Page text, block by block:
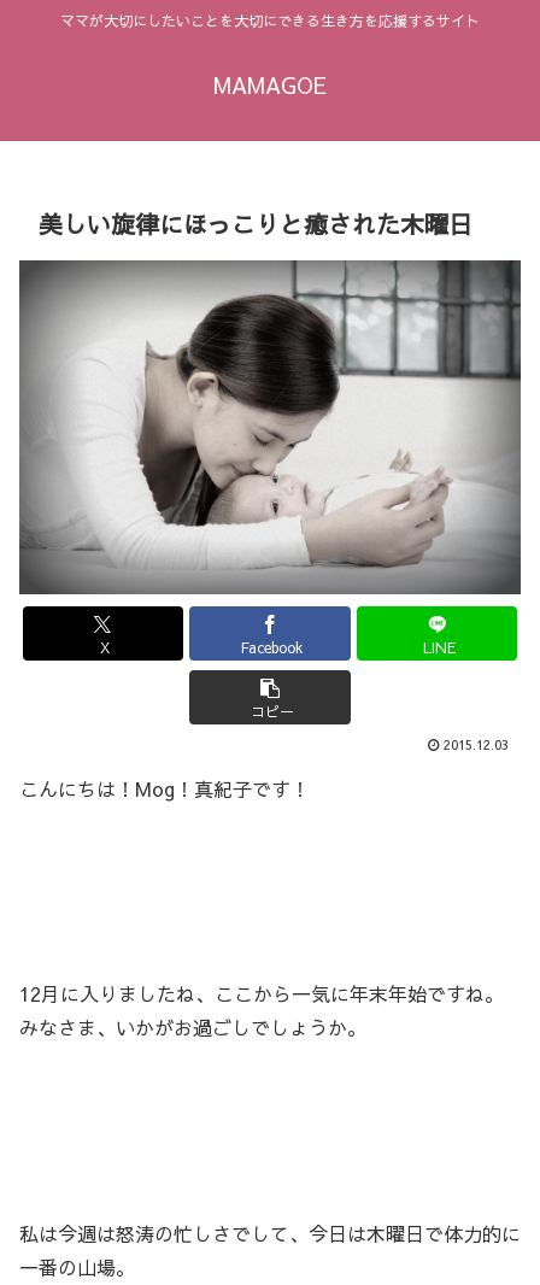
ママが大切にしたいことを大切にできる生き方を応援するサイト
MAMAGOE
美しい旋律にほっこりと癒された木曜日
X Facebook LINE
コピー
2015.12.03
こんにちは！Mog！真紀子です！
12月に入りましたね、ここから一気に年末年始ですね。
みなさま、いかがお過ごしでしょうか。
私は今週は怒涛の忙しさでして、今日は木曜日で体力的に
一番の山場。